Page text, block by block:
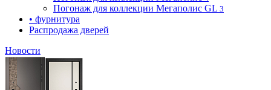
Погонаж для коллекции Мегаполис GL 3
• фурнитура
Распродажа дверей
Новости